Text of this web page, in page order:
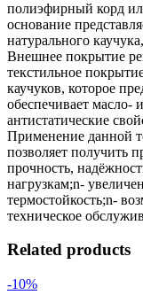
полиэфирный корд
основание
натурального
Внешнее покрытие
текстильное
каучуков, которое
обеспечивает масло-
антистатические
Применение данной
позволяет
прочность,
нагрузкам;n-
термостойкость;n-
техническое
Related products
-10%